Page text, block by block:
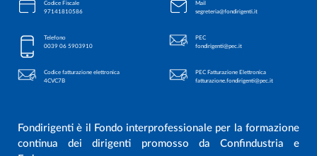
Fondirigenti è il Fondo interprofessionale per la formazione
continua dei dirigenti promosso da Confindustria e
Codice Fiscale
97141810586
Telefono
0039 06 5903910
Codice fatturazione elettronica
4CVC7B
Mail
segreteria@fondirigenti.it
PEC
fondirigenti@pec.it
PEC Fatturazione Elettronica
fatturazione.fondirigenti@pec.it